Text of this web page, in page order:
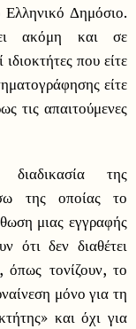
Ελληνικό Δημόσιο.
ακόμη και σε
που είτε
είτε
τις απαιτούμενες
της
της οποίας το
μιας εγγραφής
ότι δεν διαθέτει
όπως τονίζουν, το
μόνο για τη
και όχι για